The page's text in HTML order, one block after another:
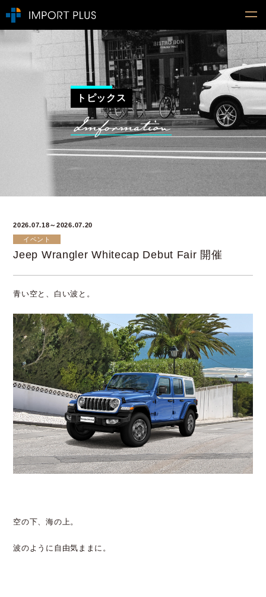
トピックス
2026.07.18～2026.07.20
イベント
Jeep Wrangler Whitecap Debut Fair 開催
青い空と、白い波と。
空の下、海の上。
波のように自由気ままに。